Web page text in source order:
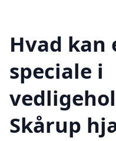
Hvad kan
speciale i
Skårup